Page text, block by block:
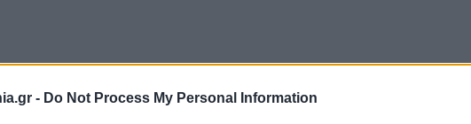
- Do Not Process My Personal Information
Τα ζευγάρια: